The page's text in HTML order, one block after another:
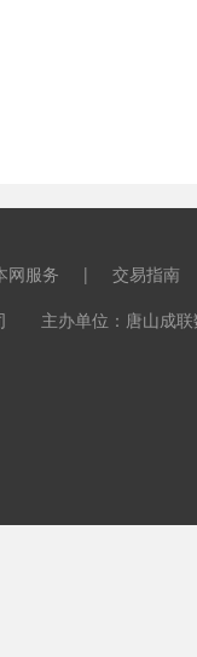
网服务 |
交易指南
主办单位：唐山成